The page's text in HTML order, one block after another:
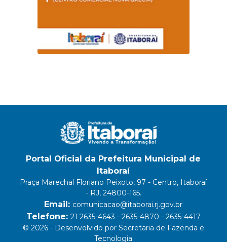
Portal Oficial da Prefeitura Municipal de
Itaboraí
Praça Marechal Floriano Peixoto, 97 - Centro, Itaboraí
- RJ, 24800-165.
Email: comunicacao@itaborai.rj.gov.br
Telefone: 21 2635-4643 - 2635-4870 - 2635-4417
© 2026 - Desenvolvido por Secretaria de Fazenda e
Tecnologia